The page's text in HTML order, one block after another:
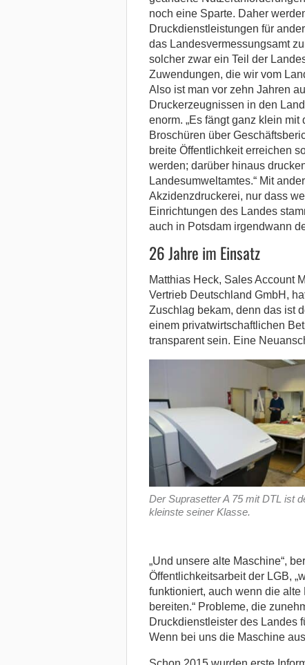
noch eine Sparte. Daher
Druckdienstleistungen für
das Landesvermessungsamt
solcher zwar ein Teil der
Zuwendungen, die wir vom
Also ist man vor zehn Jahren
Druckerzeugnissen in den
enorm. „Es fängt ganz klein
Broschüren über
breite Öffentlichkeit erreichen
werden; darüber hinaus
Landesumweltamtes.“ Mit
Akzidenzdruckerei, nur dass
Einrichtungen des Landes
auch in Potsdam irgendwann
26 Jahre im Einsatz
Matthias Heck, Sales Account
Vertrieb Deutschland GmbH,
Zuschlag bekam, denn das ist
einem privatwirtschaftlichen
transparent sein. Eine
Der Suprasetter A 75 mit DTL ist
kleinste seiner Klasse.
„Und unsere alte Maschine“,
Öffentlichkeitsarbeit der LGB,
funktioniert, auch wenn die
bereiten.“ Probleme, die
Druckdienstleister des Landes
Wenn bei uns die Maschine